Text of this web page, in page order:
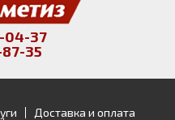
04-37
35
Доставка и оплата